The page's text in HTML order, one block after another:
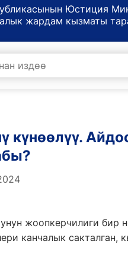
Юстиция
жардам кызматы
жоопкерчилиги бир
канчалык сакталган,